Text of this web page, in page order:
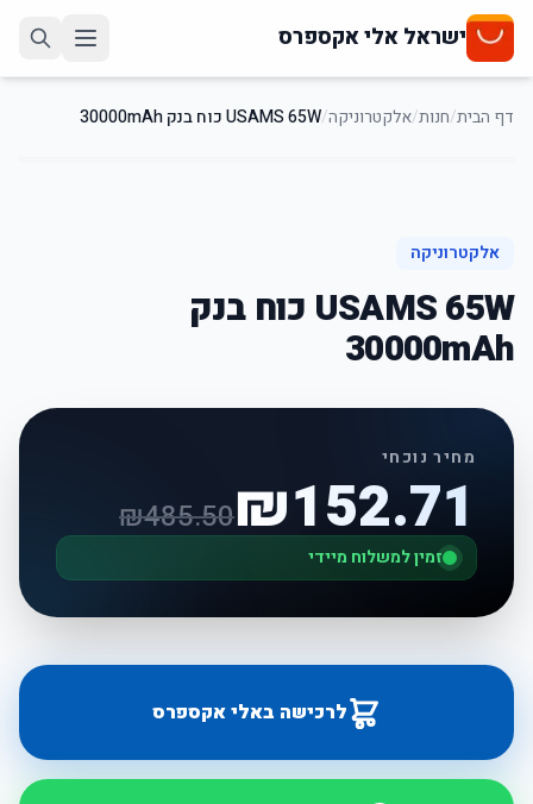
ישראל אלי אקספרס
דף הבית/חנות/אלקטרוניקה/USAMS 65W כוח בנק 30000mAh
אלקטרוניקה
USAMS 65W כוח בנק
30000mAh
מחיר נוכחי
₪152.71
₪485.50
זמין למשלוח מיידי
לרכישה באלי אקספרס